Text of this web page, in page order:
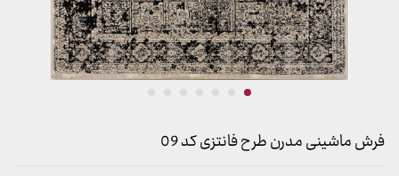
فرش ماشینی مدرن طرح فانتزی کد 09